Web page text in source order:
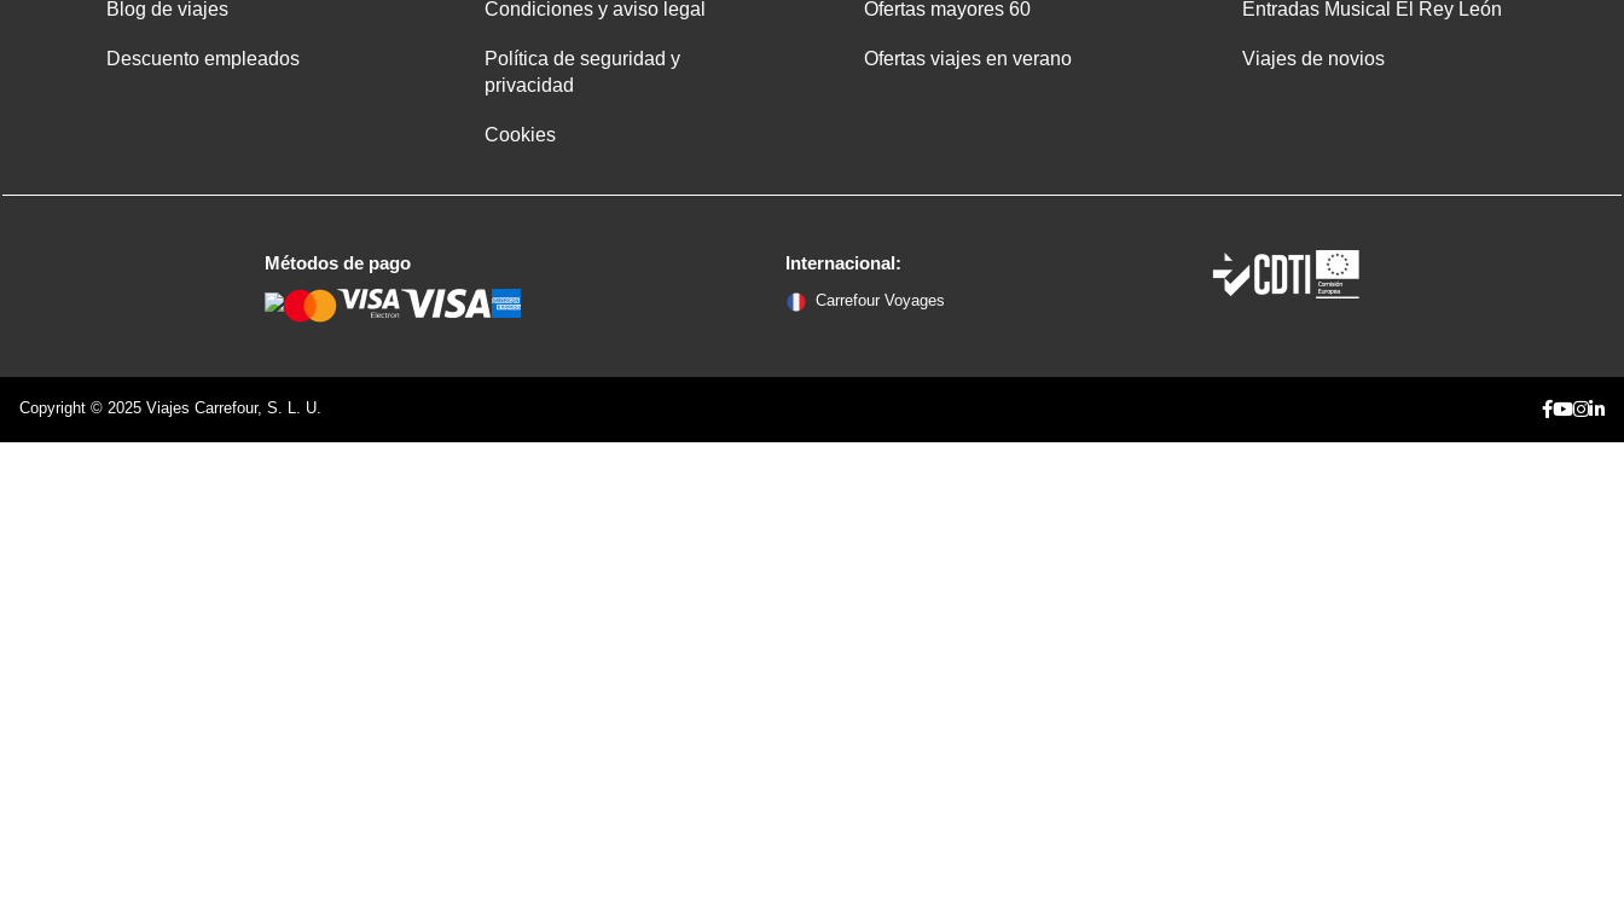
Blog de viajes
Descuento empleados
Condiciones y aviso legal
Política de seguridad y
privacidad
Cookies
Ofertas mayores 60
Ofertas viajes en verano
Entradas Musical El Rey León
Viajes de novios
Métodos de pago Internacional:
Carrefour Voyages
Copyright © 2025 Viajes Carrefour, S. L. U.